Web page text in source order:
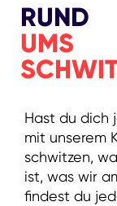
RUND
UMS
Hast du dich
mit unserem
schwitzen,
ist, was wir
findest du